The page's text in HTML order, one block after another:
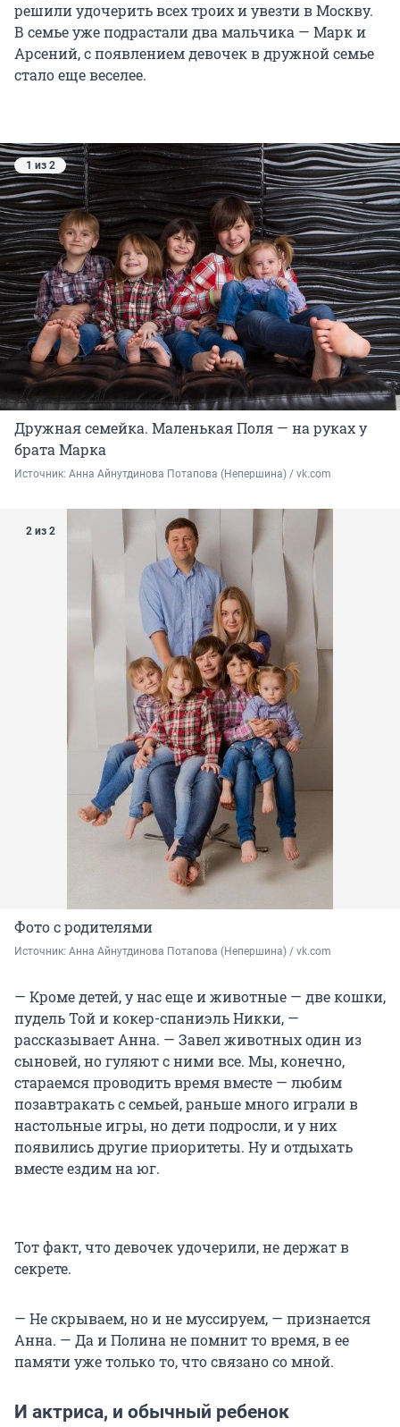
решили удочерить всех троих и увезти в Москву.
В семье уже подрастали два мальчика — Марк и
Арсений, с появлением девочек в дружной семье
стало еще веселее.
1 из 2
Дружная семейка. Маленькая Поля — на руках у
брата Марка
Источник: Анна Айнутдинова Потапова (Непершина) / vk.com
2 из 2
Фото с родителями
Источник: Анна Айнутдинова Потапова (Непершина) / vk.com
— Кроме детей, у нас еще и животные — две кошки,
пудель Той и кокер-спаниэль Никки, —
рассказывает Анна. — Завел животных один из
сыновей, но гуляют с ними все. Мы, конечно,
стараемся проводить время вместе — любим
позавтракать с семьей, раньше много играли в
настольные игры, но дети подросли, и у них
появились другие приоритеты. Ну и отдыхать
вместе ездим на юг.
Тот факт, что девочек удочерили, не держат в
секрете.
— Не скрываем, но и не муссируем, — признается
Анна. — Да и Полина не помнит то время, в ее
памяти уже только то, что связано со мной.
И актриса, и обычный ребенок